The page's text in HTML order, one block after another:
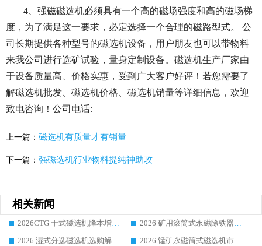
4、强磁磁选机必须具有一个高的磁场强度和高的磁场梯
度，为了满足这一要求，必定选择一个合理的磁路型式。 公
司长期提供各种型号的磁选机设备，用户朋友也可以带物料
来我公司进行选矿试验，量身定制设备。磁选机生产厂家由
于设备质量高、价格实惠，受到广大客户好评！若您需要了
解磁选机批发、磁选机价格、磁选机销量等详细信息，欢迎
致电咨询！公司电话:
上一篇： 磁选机有质量才有销量
下一篇： 强磁选机行业物料提纯神助攻
相关新闻
2026CTG 干式磁选机降本增效选购指南 选矿行业口碑稳定专业生产强者盘点
2026 矿用滚筒式永磁除铁器厂家榜单 行业实力派源头厂商选购干货指南
2026 湿式分选磁选机选购解析，华体会手机网页版-华体会(中国) 设备综合实力详解
2026 锰矿永磁筒式磁选机市场主流客户推荐生产厂家口碑精选